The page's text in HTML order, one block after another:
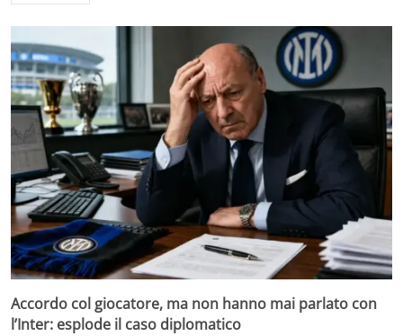
Accordo col giocatore, ma non hanno mai parlato con
l’Inter: esplode il caso diplomatico